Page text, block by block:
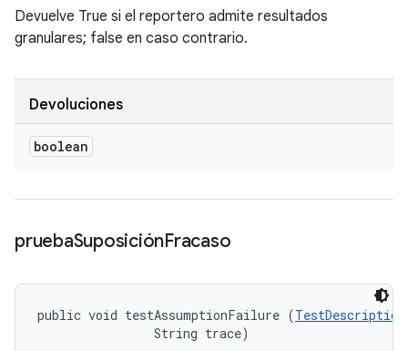
Devuelve True si el reportero admite resultados
granulares; false en caso contrario.
Devoluciones
boolean
pruebaSuposiciónFracaso
public void testAssumptionFailure (TestDescription
                String trace)